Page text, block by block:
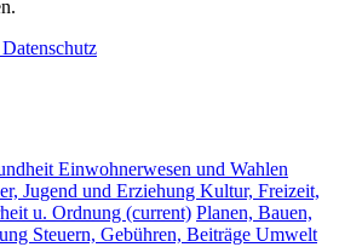
Einwohnerwesen und Wahlen
Jugend und Erziehung Kultur, Freizeit,
u. Ordnung (current) Planen, Bauen,
Steuern, Gebühren, Beiträge Umwelt